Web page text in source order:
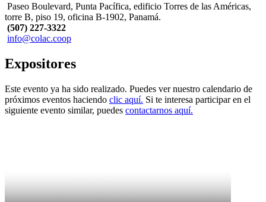
Paseo Boulevard, Punta Pacífica, edificio Torres de las Américas,
torre B, piso 19, oficina B-1902, Panamá.
(507) 227-3322
info@colac.coop
Expositores
Este evento ya ha sido realizado. Puedes ver nuestro calendario de
próximos eventos haciendo clic aquí. Si te interesa participar en el
siguiente evento similar, puedes contactarnos aquí.